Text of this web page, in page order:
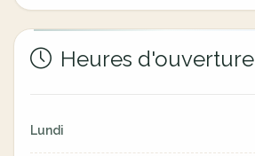
Heures d'ouverture
Lundi